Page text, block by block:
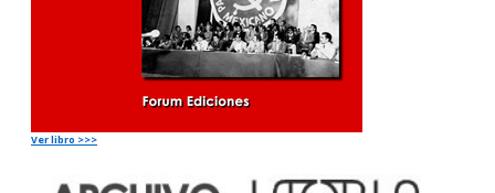
Ver libro >>>